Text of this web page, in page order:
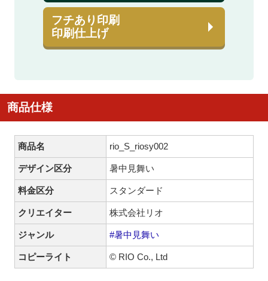
フチあり印刷
印刷仕上げ
商品仕様
商品名 rio_S_riosy002
デザイン区分 暑中見舞い
料金区分 スタンダード
クリエイター 株式会社リオ
ジャンル #暑中見舞い
コピーライト © RIO Co., Ltd